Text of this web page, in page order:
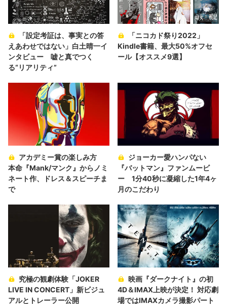
「設定考証は、事実との答
えあわせではない」白土晴一イ
ンタビュー 嘘と真でつく
る“リアリティ”
「ニコカド祭り2022」
Kindle書籍、最大50%オフセ
ール【オススメ9選】
アカデミー賞の楽しみ方
本命『Mank/マンク』からノミ
ネート作、ドレス＆スピーチま
で
ジョーカー愛ハンパない
『バットマン』ファンムービ
ー 1分40秒に凝縮した1年4ヶ
月のこだわり
究極の観劇体験「JOKER
LIVE IN CONCERT」新ビジュ
アルとトレーラー公開
映画『ダークナイト』の初
4D＆IMAX上映が決定！ 対応劇
場ではIMAXカメラ撮影パート